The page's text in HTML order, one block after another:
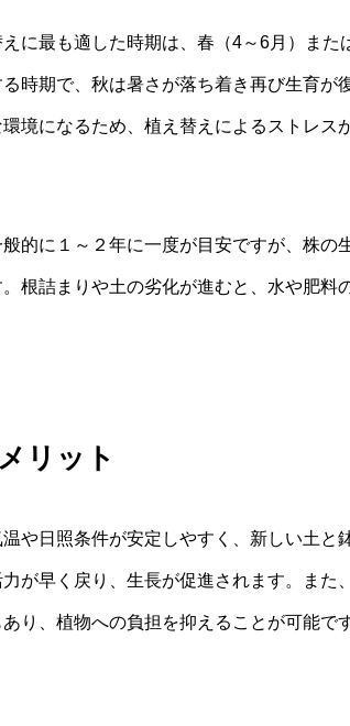
に最も適した時期は、春（4～6月）ま
時期で、秋は暑さが落ち着き再び生育が
境になるため、植え替えによるストレス
的に１～２年に一度が目安ですが、株の
根詰まりや土の劣化が進むと、水や肥料
リット
や日照条件が安定しやすく、新しい土と
が早く戻り、生長が促進されます。また
り、植物への負担を抑えることが可能です